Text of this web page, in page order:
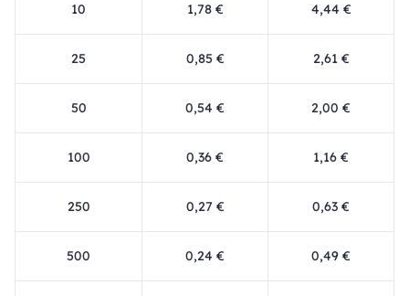
10 1,78 € 4,44 €
25 0,85 € 2,61 €
50 0,54 € 2,00 €
100 0,36 € 1,16 €
250 0,27 € 0,63 €
500 0,24 € 0,49 €